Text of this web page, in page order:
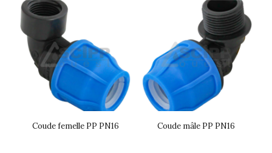
Coude femelle PP PN16 Coude mâle PP PN16